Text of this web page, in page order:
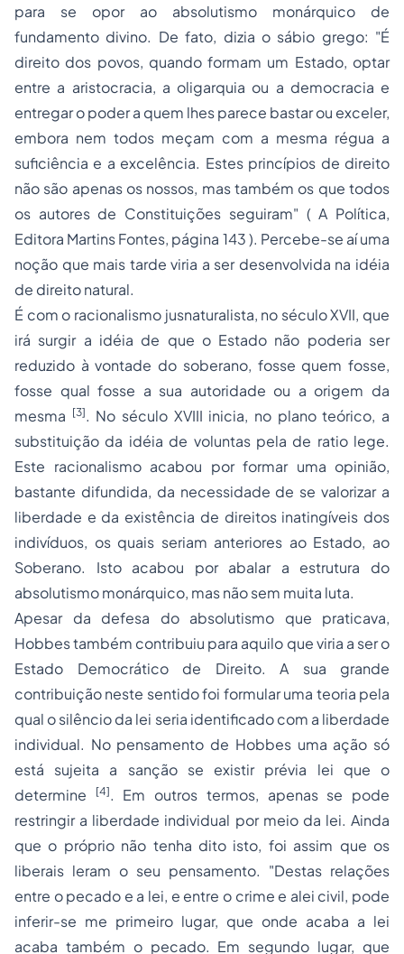
para se opor ao absolutismo monárquico de
fundamento divino. De fato, dizia o sábio grego: "É
direito dos povos, quando formam um Estado, optar
entre a aristocracia, a oligarquia ou a democracia e
entregar o poder a quem lhes parece bastar ou exceler,
embora nem todos meçam com a mesma régua a
suficiência e a excelência. Estes princípios de direito
não são apenas os nossos, mas também os que todos
os autores de Constituições seguiram" ( A Política,
Editora Martins Fontes, página 143 ). Percebe-se aí uma
noção que mais tarde viria a ser desenvolvida na idéia
de direito natural.
É com o racionalismo jusnaturalista, no século XVII, que
irá surgir a idéia de que o Estado não poderia ser
reduzido à vontade do soberano, fosse quem fosse,
fosse qual fosse a sua autoridade ou a origem da
mesma [3]. No século XVIII inicia, no plano teórico, a
substituição da idéia de voluntas pela de ratio lege.
Este racionalismo acabou por formar uma opinião,
bastante difundida, da necessidade de se valorizar a
liberdade e da existência de direitos inatingíveis dos
indivíduos, os quais seriam anteriores ao Estado, ao
Soberano. Isto acabou por abalar a estrutura do
absolutismo monárquico, mas não sem muita luta.
Apesar da defesa do absolutismo que praticava,
Hobbes também contribuiu para aquilo que viria a ser o
Estado Democrático de Direito. A sua grande
contribuição neste sentido foi formular uma teoria pela
qual o silêncio da lei seria identificado com a liberdade
individual. No pensamento de Hobbes uma ação só
está sujeita a sanção se existir prévia lei que o
determine
[4]. Em outros termos, apenas se pode
restringir a liberdade individual por meio da lei. Ainda
que o próprio não tenha dito isto, foi assim que os
liberais leram o seu pensamento. "Destas relações
entre o pecado e a lei, e entre o crime e alei civil, pode
inferir-se me primeiro lugar, que onde acaba a lei
acaba também o pecado. Em segundo lugar, que